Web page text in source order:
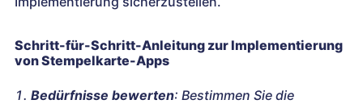
Schritt-für-Schritt-Anleitung zur Implementierung
von Stempelkarte-Apps
Bedürfnisse bewerten: Bestimmen Sie die